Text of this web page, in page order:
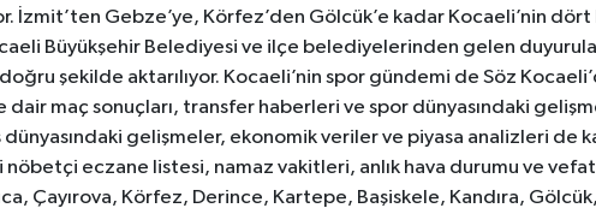
İzmit’ten Gebze’ye, Körfez’den Gölcük’e kadar Kocaeli’nin
Büyükşehir Belediyesi ve ilçe belediyelerinden gelen
doğru şekilde aktarılıyor. Kocaeli’nin spor gündemi de Söz
maç sonuçları, transfer haberleri ve spor dünyasındaki
gelişmeler, ekonomik veriler ve piyasa analizleri de
nöbetçi eczane listesi, namaz vakitleri, anlık hava durumu ve
Çayırova, Körfez, Derince, Kartepe, Başiskele, Kandıra, Gölcük,